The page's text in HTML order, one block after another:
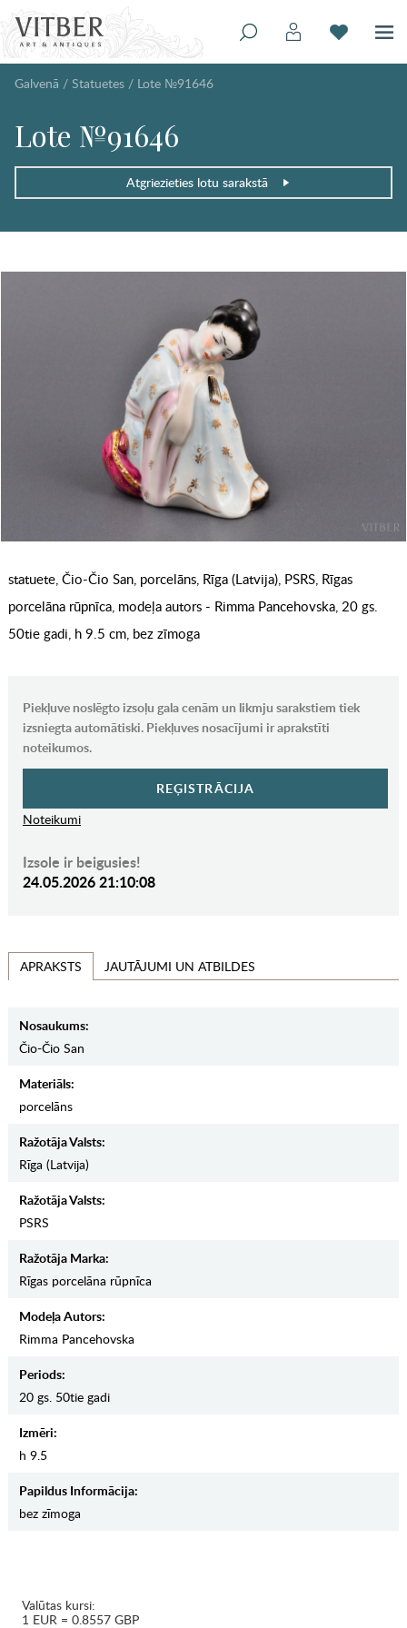
Galvenā / Statuetes / Lote №91646
Lote №91646
Atgriezieties lotu sarakstā
statuete, Čio-Čio San, porcelāns, Rīga (Latvija), PSRS, Rīgas
porcelāna rūpnīca, modeļa autors - Rimma Pancehovska, 20 gs.
50tie gadi, h 9.5 cm, bez zīmoga
Piekļuve noslēgto izsoļu gala cenām un likmju sarakstiem tiek
izsniegta automātiski. Piekļuves nosacījumi ir aprakstīti
noteikumos.
REĢISTRĀCIJA
Noteikumi
Izsole ir beigusies!
24.05.2026 21:10:08
APRAKSTS JAUTĀJUMI UN ATBILDES
Nosaukums:
Čio-Čio San
Materiāls:
porcelāns
Ražotāja Valsts:
Rīga (Latvija)
Ražotāja Valsts:
PSRS
Ražotāja Marka:
Rīgas porcelāna rūpnīca
Modeļa Autors:
Rimma Pancehovska
Periods:
20 gs. 50tie gadi
Izmēri:
h 9.5
Papildus Informācija:
bez zīmoga
Valūtas kursi:
1 EUR = 0.8557 GBP